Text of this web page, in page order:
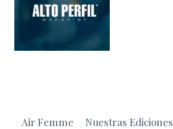
Air Femme Nuestras Ediciones